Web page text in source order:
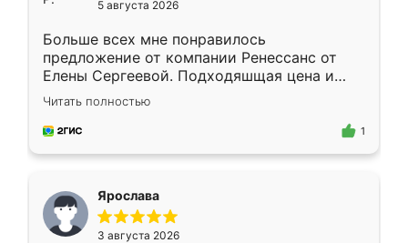
5 августа 2026
Больше всех мне понравилось
предложение от компании Ренессанс от
Елены Сергеевой. Подходяшщая цена и
короткие сроки изготовления. Приехавший
для замера сотрудник Владислав
предложил по моему эскизу самый
Читать полностью
1
Ярослава
3 августа 2026